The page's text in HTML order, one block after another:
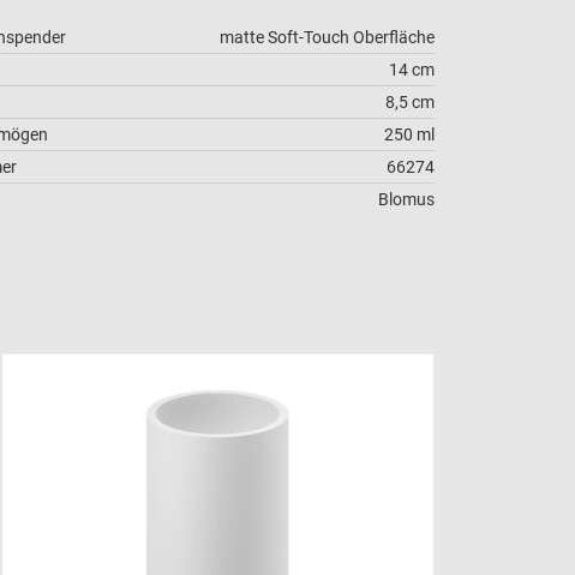
matte Soft-Touch Oberfläche
14 cm
8,5 cm
250 ml
66274
Blomus